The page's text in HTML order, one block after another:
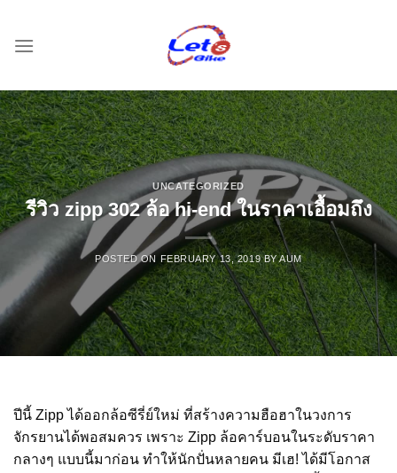
content
UNCATEGORIZED
รีวิว zipp 302 ล้อ hi-end ในราคาเอื้อมถึง
POSTED ON FEBRUARY 13, 2019BYAUM
ปีนี้ Zipp ได้ออกล้อซีรี่ย์ใหม่ ที่สร้างความฮือฮาในวงการ
จักรยานได้พอสมควร เพราะ Zipp ล้อคาร์บอนในระดับราคา
กลางๆ แบบนี้มาก่อน ทำให้นักปั่นหลายคน มีเฮ! ได้มีโอกาส